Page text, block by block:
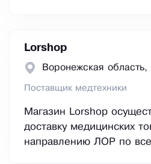
Lorshop
Воронежская
Поставщик медтехники
Магазин Lorshop
доставку медицинских
направлению ЛОР по